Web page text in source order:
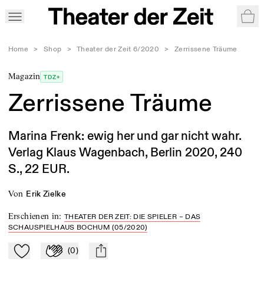
Home > Shop > Theater der Zeit 6/2020 > Zerrissene Träume
Magazin TDZ+
Zerrissene Träume
Marina Frenk: ewig her und gar nicht wahr.
Verlag Klaus Wagenbach, Berlin 2020, 240
S., 22 EUR.
von Erik Zielke
Erschienen in:THEATER DER ZEIT: DIE SPIELER – DAS
SCHAUSPIELHAUS BOCHUM (05/2020)
Zu Mein-TdZ hinzufügen
Applaudieren
(0) mail